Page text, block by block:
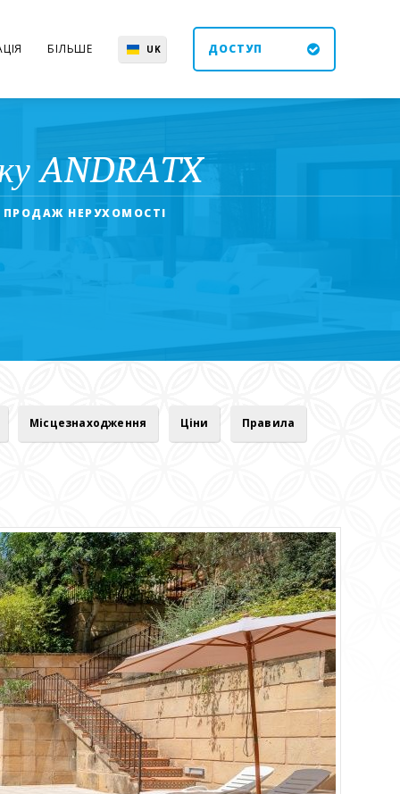
БІЛЬШЕ UK ДОСТУП
ANDRATX
ПРОДАЖ НЕРУХОМОСТІ
Місцезнаходження Ціни Правила